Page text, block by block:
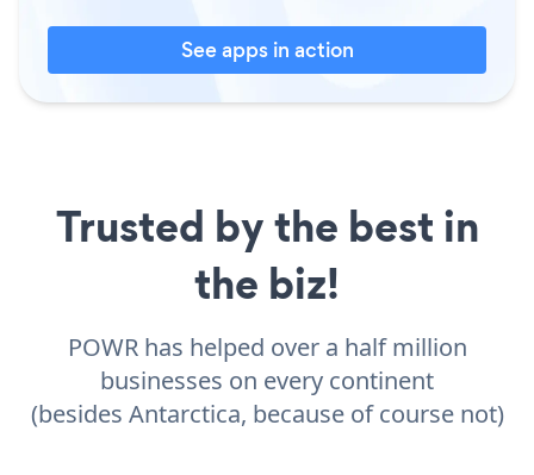
See apps in action
Trusted by the best in
the biz!
POWR has helped over a half million
businesses on every continent
(besides Antarctica, because of course not)